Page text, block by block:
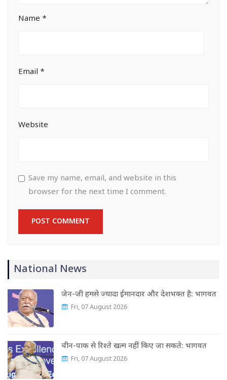
Name *
Email *
Website
Save my name, email, and website in this
browser for the next time I comment.
National News
जेन-जी हमसे ज्यादा ईमानदार और देशभक्त है: भागवत
Fri, 07 August 2026
चीन-पाक से रिश्ते खत्म नहीं किए जा सकते: भागवत
Fri, 07 August 2026